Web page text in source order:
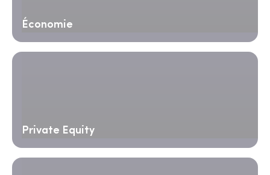
Économie
Private Equity